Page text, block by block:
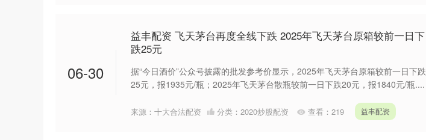
06-30
益丰配资 飞天茅台再度全线下跌 2025年飞天茅台原箱较前一日下
跌25元
据“今日酒价”公众号披露的批发参考价显示，2025年飞天茅台原箱较前一日下跌
25元，报1935元/瓶；2025年飞天茅台散瓶较前一日下跌20元，报1840元/瓶....
来源：十大合法配资 分类： 2020炒股配资 查看： 219 益丰配资